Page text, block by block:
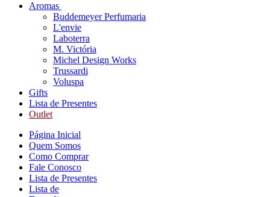
Aromas
Buddemeyer Perfumaria
L'envie
Laboterra
M. Victória
Michel Design Works
Trussardi
Voluspa
Gifts
Lista de Presentes
Outlet
Página Inicial
Quem Somos
Como Comprar
Fale Conosco
Lista de Presentes
Lista de